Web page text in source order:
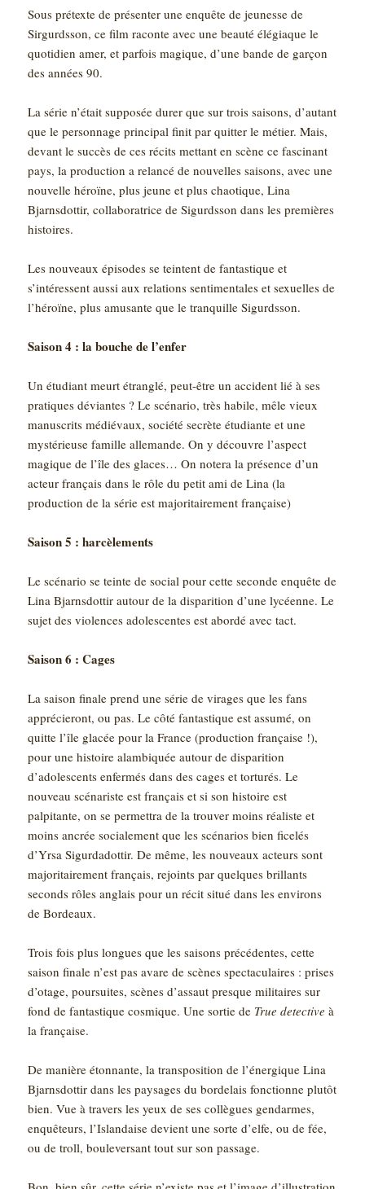
Sous prétexte de présenter une enquête de jeunesse de
Sirgurdsson, ce film raconte avec une beauté élégiaque le
quotidien amer, et parfois magique, d’une bande de garçon
des années 90.
La série n’était supposée durer que sur trois saisons, d’autant
que le personnage principal finit par quitter le métier. Mais,
devant le succès de ces récits mettant en scène ce fascinant
pays, la production a relancé de nouvelles saisons, avec une
nouvelle héroïne, plus jeune et plus chaotique, Lina
Bjarnsdottir, collaboratrice de Sigurdsson dans les premières
histoires.
Les nouveaux épisodes se teintent de fantastique et
s’intéressent aussi aux relations sentimentales et sexuelles de
l’héroïne, plus amusante que le tranquille Sigurdsson.
Saison 4 : la bouche de l’enfer
Un étudiant meurt étranglé, peut-être un accident lié à ses
pratiques déviantes ? Le scénario, très habile, mêle vieux
manuscrits médiévaux, société secrète étudiante et une
mystérieuse famille allemande. On y découvre l’aspect
magique de l’île des glaces… On notera la présence d’un
acteur français dans le rôle du petit ami de Lina (la
production de la série est majoritairement française)
Saison 5 : harcèlements
Le scénario se teinte de social pour cette seconde enquête de
Lina Bjarnsdottir autour de la disparition d’une lycéenne. Le
sujet des violences adolescentes est abordé avec tact.
Saison 6 : Cages
La saison finale prend une série de virages que les fans
apprécieront, ou pas. Le côté fantastique est assumé, on
quitte l’île glacée pour la France (production française !),
pour une histoire alambiquée autour de disparition
d’adolescents enfermés dans des cages et torturés. Le
nouveau scénariste est français et si son histoire est
palpitante, on se permettra de la trouver moins réaliste et
moins ancrée socialement que les scénarios bien ficelés
d’Yrsa Sigurdadottir. De même, les nouveaux acteurs sont
majoritairement français, rejoints par quelques brillants
seconds rôles anglais pour un récit situé dans les environs
de Bordeaux.
Trois fois plus longues que les saisons précédentes, cette
saison finale n’est pas avare de scènes spectaculaires : prises
d’otage, poursuites, scènes d’assaut presque militaires sur
fond de fantastique cosmique. Une sortie de True detective à
la française.
De manière étonnante, la transposition de l’énergique Lina
Bjarnsdottir dans les paysages du bordelais fonctionne plutôt
bien. Vue à travers les yeux de ses collègues gendarmes,
enquêteurs, l’Islandaise devient une sorte d’elfe, ou de fée,
ou de troll, bouleversant tout sur son passage.